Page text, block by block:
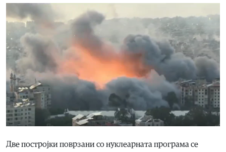
Две постројки поврзани со нуклеарната програма се